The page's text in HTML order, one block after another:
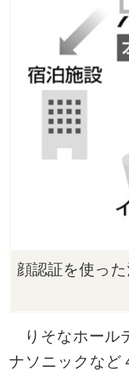
顔認証を使っ
りそなホール
ナソニックなど